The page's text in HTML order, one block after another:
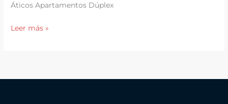
Áticos Apartamentos Dúplex
Rumbo
para
Leer más »